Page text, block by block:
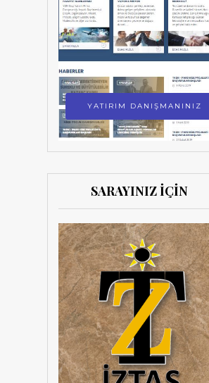
YATIRIM DANIŞMANINIZ
SARAYINIZ İÇİN